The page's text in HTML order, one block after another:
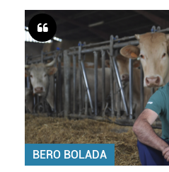
BERO BOLADA